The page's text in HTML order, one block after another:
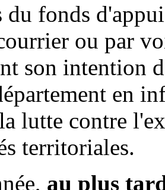
du fonds
ou par
son intention
en
lutte contre
territoriales.
au plus